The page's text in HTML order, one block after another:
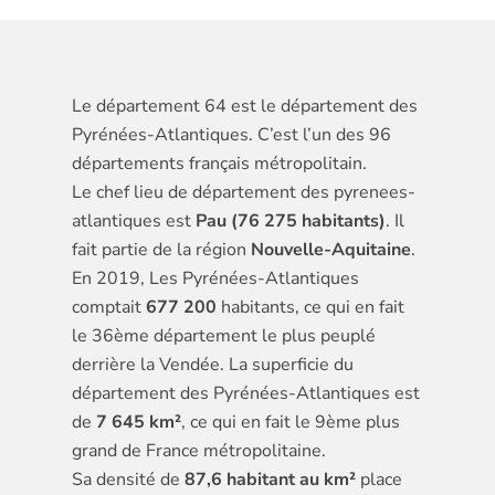
Le département 64 est le département des
Pyrénées-Atlantiques. C’est l’un des 96
départements français métropolitain.
Le chef lieu de département des pyrenees-
atlantiques est Pau (76 275 habitants). Il
fait partie de la région Nouvelle-Aquitaine.
En 2019, Les Pyrénées-Atlantiques
comptait677 200 habitants, ce qui en fait
le 36ème département le plus peuplé
derrière la Vendée. La superficie du
département des Pyrénées-Atlantiques est
de 7 645 km², ce qui en fait le 9ème plus
grand de France métropolitaine.
Sa densité de 87,6 habitant au km² place